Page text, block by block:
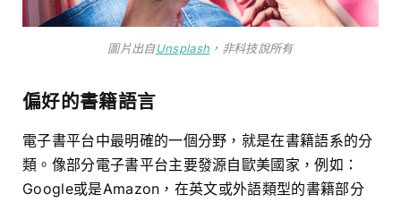
圖片出自Unsplash ，非科技說所有
偏好的書籍語言
電子書平台中最明確的一個分野，就是在書籍語系的分
類。像部分電子書平台主要發源自歐美國家，例如：
Google或是Amazon，在英文或外語類型的書籍部分